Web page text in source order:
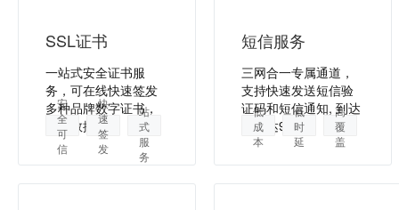
SSL证书
一站式安全证书服
务，可在线快速签发
多种品牌数字证书，
保障数据安全
安
全
可
信
快
速
签
发
一
站
式
服
务
短信服务
三网合一专属通道，
支持快速发送短信验
证码和短信通知, 到达
率高达99%。
低
成
本
低
时
延
高
覆
盖